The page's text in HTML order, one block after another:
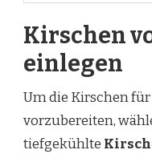
Kirschen
einlegen
Um die Kirschen
vorzubereiten,
tiefgekühlte